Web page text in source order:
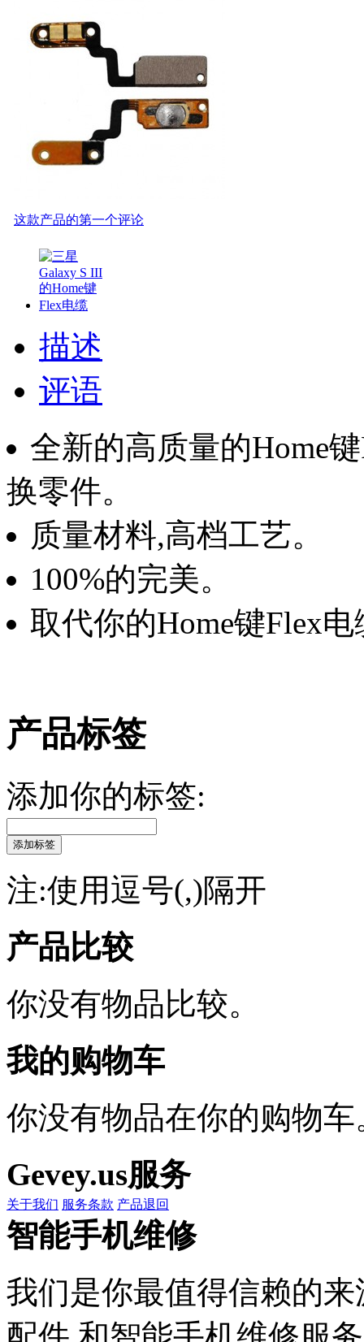
这款产品的第一个评论
描述
评语
全新的高质量的Home
换零件。
质量材料,高档工艺。
100%的完美。
取代你的Home键Flex
产品标签
添加你的标签:
添加标签
注:使用逗号(,)隔开
产品比较
你没有物品比较。
我的购物车
你没有物品在你的购物车
Gevey.us服务
关于我们 服务条款 产品退回
智能手机维修
我们是你最值得信赖的